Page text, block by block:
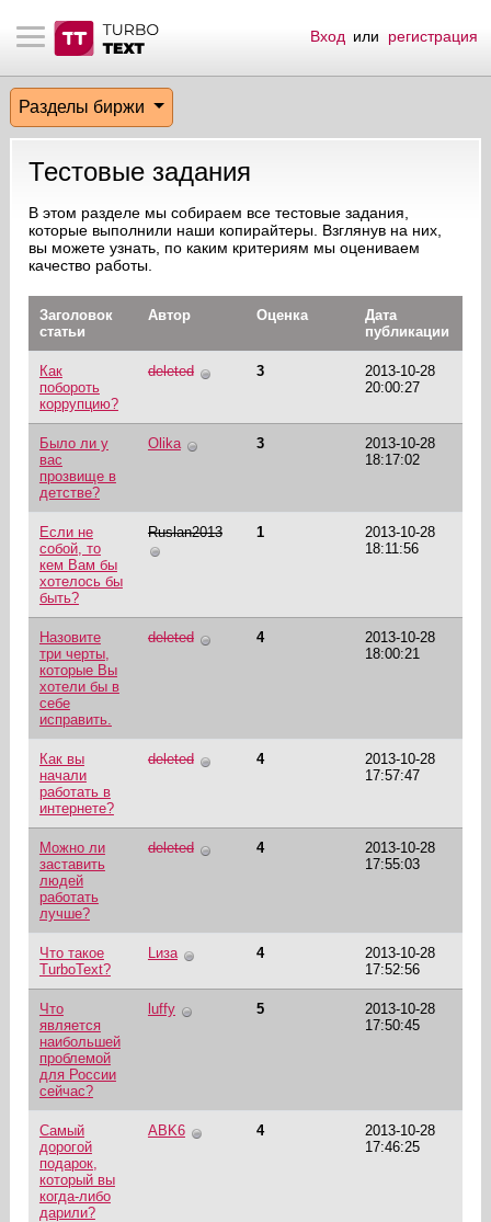
материалы
биржи
эфир
на сайте
пользователей
сообщения
по форуму
Вход или регистрация
Разделы биржи
Тестовые задания
В этом разделе мы собираем все тестовые задания,
которые выполнили наши копирайтеры. Взглянув на них,
вы можете узнать, по каким критериям мы оцениваем
качество работы.
Заголовок
статьи
Автор Оценка
Дата
публикации
Как
побороть
коррупцию?
deleted 3
2013-10-28
20:00:27
Было ли у
вас
прозвище в
детстве?
Оlika 3
2013-10-28
18:17:02
Если не
собой, то
кем Вам бы
хотелось бы
быть?
Ruslan2013 1
2013-10-28
18:11:56
Назовите
три черты,
которые Вы
хотели бы в
себе
исправить.
deleted 4
2013-10-28
18:00:21
Как вы
начали
работать в
интернете?
deleted 4
2013-10-28
17:57:47
Можно ли
заставить
людей
работать
лучше?
deleted 4
2013-10-28
17:55:03
Что такое
TurboText?
Lиза 4
2013-10-28
17:52:56
Что
является
наибольшей
проблемой
для России
сейчас?
luffy 5
2013-10-28
17:50:45
Самый
дорогой
подарок,
который вы
когда-либо
дарили?
ABK6 4
2013-10-28
17:46:25